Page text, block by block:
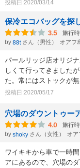
投稿日:2020/03/14
保冷エコバッグを探
3.5 旅行
by 88t さん（男性） オアフ
パールリッジ店オリジ
しくて行ってきました
た。常にはストックが
投稿日:2020/05/17
穴場のダウントゥー
4.0 旅行
by shoky さん（女性） オ
ワイキキから車で一時
アにあるので、穴場の